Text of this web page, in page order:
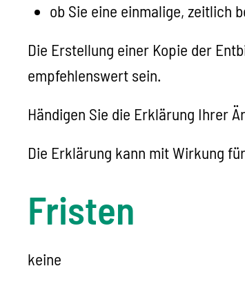
ob Sie eine einmalige, zeitlich
Die Erstellung einer Kopie der
empfehlenswert sein.
Händigen Sie die Erklärung Ihrer
Die Erklärung kann mit Wirkung
Fristen
keine